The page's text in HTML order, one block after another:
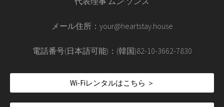
メール住所：your@heartstay.house
電話番号(日本語可能)：(韓国)82-10-3662-7830
Wi-Fiレンタルはこちら ＞